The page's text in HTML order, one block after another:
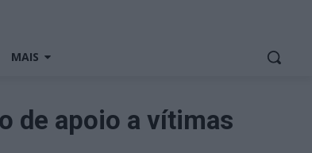
MAIS
de apoio a vítimas